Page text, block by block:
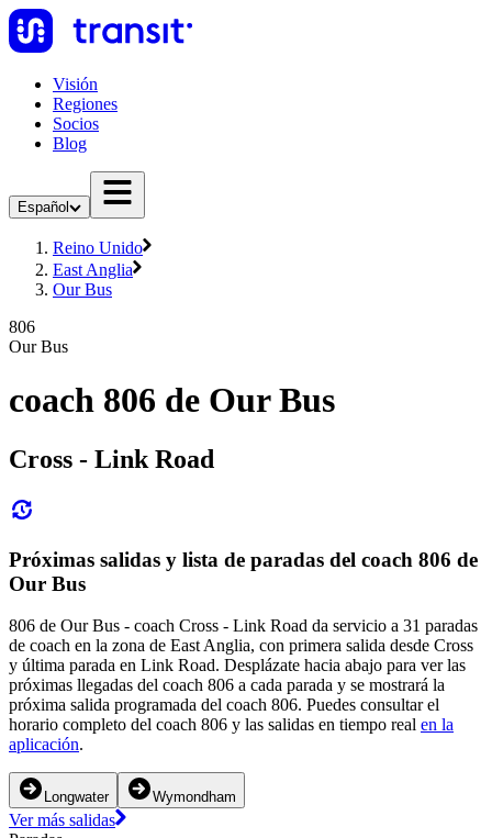
Visión
Regiones
Socios
Blog
Español
Reino Unido
East Anglia
Our Bus
806
Our Bus
coach 806 de Our Bus
Cross - Link Road
Próximas salidas y lista de paradas del coach 806 de
Our Bus
806 de Our Bus - coach Cross - Link Road da servicio a 31 paradas
de coach en la zona de East Anglia, con primera salida desde Cross
y última parada en Link Road. Desplázate hacia abajo para ver las
próximas llegadas del coach 806 a cada parada y se mostrará la
próxima salida programada del coach 806. Puedes consultar el
horario completo del coach 806 y las salidas en tiempo real en la
aplicación.
Longwater Wymondham
Ver más salidas